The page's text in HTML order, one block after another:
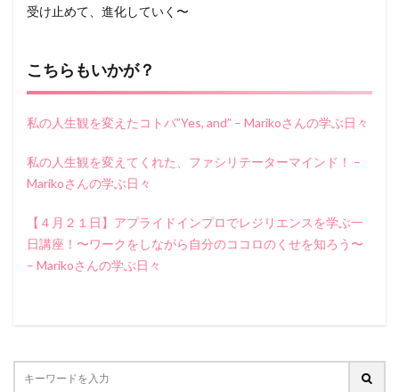
受け止めて、進化していく〜
こちらもいかが？
私の人生観を変えたコトバ”Yes, and” – Marikoさんの学ぶ日々
私の人生観を変えてくれた、ファシリテーターマインド！ –
Marikoさんの学ぶ日々
【４月２１日】アプライドインプロでレジリエンスを学ぶ一
日講座！〜ワークをしながら自分のココロのくせを知ろう〜
– Marikoさんの学ぶ日々